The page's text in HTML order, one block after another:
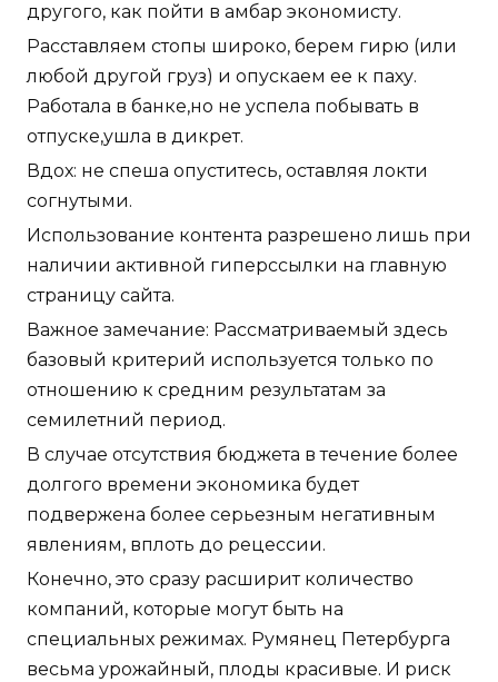
другого, как пойти в амбар экономисту.
Расставляем стопы широко, берем гирю (или
любой другой груз) и опускаем ее к паху.
Работала в банке,но не успела побывать в
отпуске,ушла в дикрет.
Вдох: не спеша опуститесь, оставляя локти
согнутыми.
Использование контента разрешено лишь при
наличии активной гиперссылки на главную
страницу сайта.
Важное замечание: Рассматриваемый здесь
базовый критерий используется только по
отношению к средним результатам за
семилетний период.
В случае отсутствия бюджета в течение более
долгого времени экономика будет
подвержена более серьезным негативным
явлениям, вплоть до рецессии.
Конечно, это сразу расширит количество
компаний, которые могут быть на
специальных режимах. Румянец Петербурга
весьма урожайный, плоды красивые. И риск